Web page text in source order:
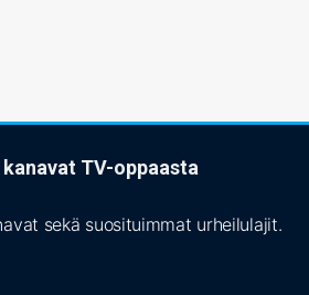
TV-oppaasta
sekä suosituimmat urheilulajit.